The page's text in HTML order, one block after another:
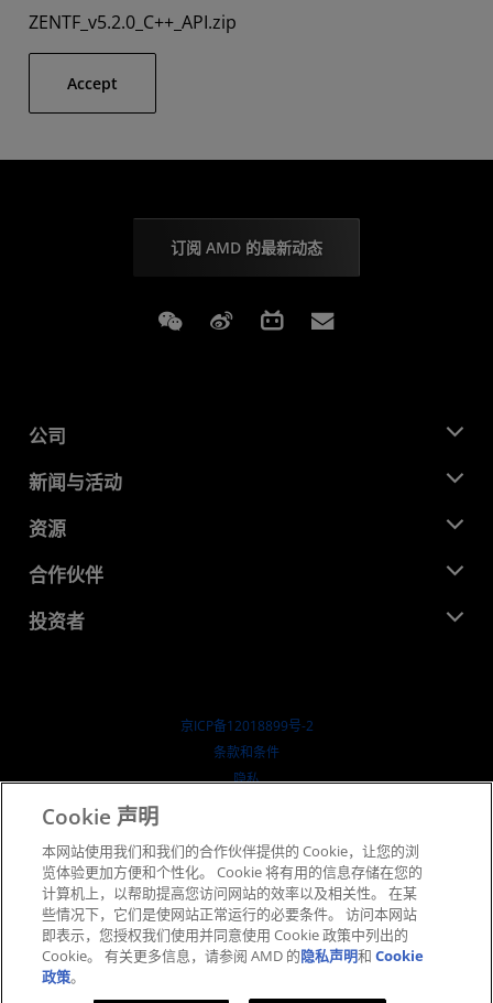
ZENTF_v5.2.0_C++_API.zip
Accept
订阅 AMD 的最新动态
Weixin Weibo Bilibili
公司
关于 AMD
企业责任
就业机会
联系我们
新闻与活动
新闻中心
媒体库
资源
开发中心
成功案例
合作伙伴
AMD 合作伙伴中心
投资者
京ICP备12018899号-2
​条款和条件
隐私
公开公平竞争
英国税收策略
Cookie 政策
Cookie 设置
Cookie 声明
本网站使用我们和我们的合作伙伴提供的 Cookie，让您的浏
览体验更加方便和个性化。 Cookie 将有用的信息存储在您的
计算机上，以帮助提高您访问网站的效率以及相关性。 在某
些情况下，它们是使网站正常运行的必要条件。 访问本网站
即表示，您授权我们使用并同意使用 Cookie 政策中列出的
Cookie。 有关更多信息，请参阅 AMD 的隐私声明和Cookie
政策。